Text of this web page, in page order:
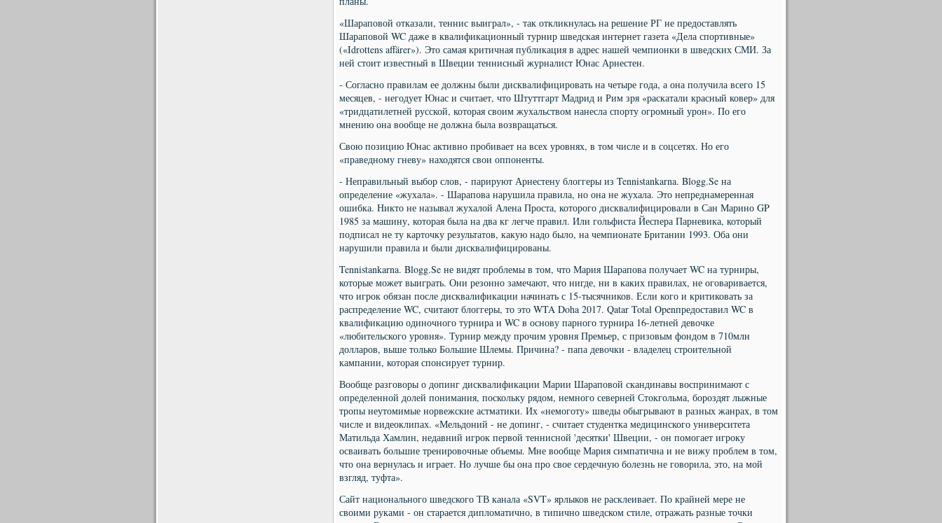
«Шараповой отказали, теннис выиграл», - так откликнулась на решение РГ не предоставлять
Шараповой WC даже в квалификационный турнир шведская интернет газета «Дела спортивные»
(«Idrottens affärer»). Это самая критичная публикация в адрес нашей чемпионки в шведских СМИ. За
ней стоит известный в Швеции теннисный журналист Юнас Арнестен.
- Согласно правилам ее должны были дисквалифицировать на четыре года, а она получила всего 15
месяцев, - негодует Юнас и считает, что Штуттгарт Мадрид и Рим зря «раскатали красный ковер» для
«тридцатилетней русской, которая своим жухальством нанесла спорту огромный урон». По его
мнению она вообще не должна была возвращаться.
Свою позицию Юнас активно пробивает на всех уровнях, в том числе и в соцсетях. Но его
«праведному гневу» находятся свои оппоненты.
- Неправильный выбор слов, - парируют Арнестену блоггеры из Tennistankarna. Blogg.Se на
определение «жухала». - Шарапова нарушила правила, но она не жухала. Это непреднамеренная
ошибка. Никто не называл жухалой Алена Проста, которого дисквалифицировали в Сан Марино GP
1985 за машину, которая была на два кг легче правил. Или гольфиста Йеспера Парневика, который
подписал не ту карточку результатов, какую надо было, на чемпионате Британии 1993. Оба они
нарушили правила и были дисквалифицированы.
Tennistankarna. Blogg.Se не видят проблемы в том, что Мария Шарапова получает WC на турниры,
которые может выиграть. Они резонно замечают, что нигде, ни в каких правилах, не оговаривается,
что игрок обязан после дисквалификации начинать с 15-тысячников. Если кого и критиковать за
распределение WC, считают блоггеры, то это WTA Doha 2017. Qatar Total Openпредоставил WC в
квалификацию одиночного турнира и WC в основу парного турнира 16-летней девочке
«любительского уровня». Турнир между прочим уровня Премьер, с призовым фондом в 710млн
долларов, выше только Большие Шлемы. Причина? - папа девочки - владелец строительной
кампании, которая спонсирует турнир.
Вообще разговоры о допинг дисквалификации Марии Шараповой скандинавы воспринимают с
определенной долей понимания, поскольку рядом, немного северней Стокгольма, бороздят лыжные
тропы неутомимые норвежские астматики. Их «немоготу» шведы обыгрывают в разных жанрах, в том
числе и видеоклипах. «Мельдоний - не допинг, - считает студентка медицинского университета
Матильда Хамлин, недавний игрок первой теннисной 'десятки' Швеции, - он помогает игроку
осваивать большие тренировочные объемы. Мне вообще Мария симпатична и не вижу проблем в том,
что она вернулась и играет. Но лучше бы она про свое сердечную болезнь не говорила, это, на мой
взгляд, туфта».
Сайт национального шведского ТВ канала «SVT» ярлыков не расклеивает. По крайней мере не
своими руками - он старается дипломатично, в типично шведском стиле, отражать разные точки